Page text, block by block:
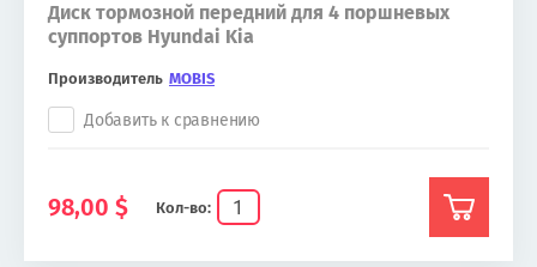
Диск тормозной передний для 4 поршневых
суппортов Hyundai Kia
Производитель MOBIS
Кол-во:
Добавить к сравнению
98,00 $